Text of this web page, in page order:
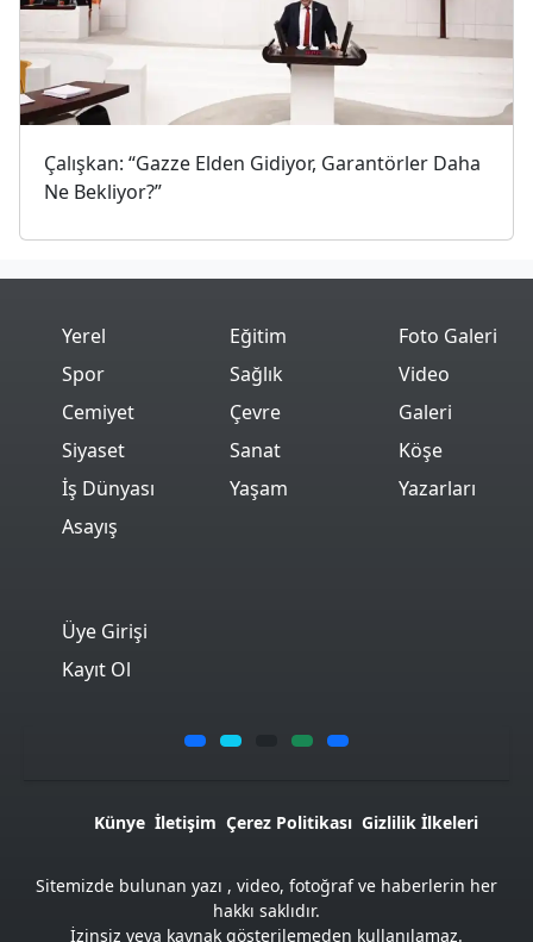
Çalışkan: “Gazze Elden Gidiyor, Garantörler Daha
Ne Bekliyor?”
Yerel
Spor
Cemiyet
Siyaset
İş Dünyası
Asayış
Eğitim
Sağlık
Çevre
Sanat
Yaşam
Foto Galeri
Video
Galeri
Köşe
Yazarları
Üye Girişi
Kayıt Ol
Künye İletişim Çerez Politikası Gizlilik İlkeleri
Sitemizde bulunan yazı , video, fotoğraf ve haberlerin her
hakkı saklıdır.
İzinsiz veya kaynak gösterilemeden kullanılamaz.